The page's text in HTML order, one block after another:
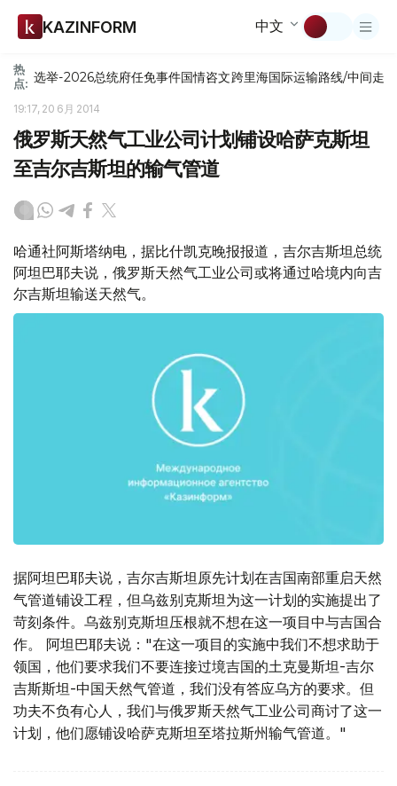
KAZINFORM 中文
热
点: 选举-2026总统府任免事件国情咨文跨里海国际运输路线/中间走廊
19:17, 20 6月 2014
俄罗斯天然气工业公司计划铺设哈萨克斯坦
至吉尔吉斯坦的输气管道
哈通社阿斯塔纳电，据比什凯克晚报报道，吉尔吉斯坦总统
阿坦巴耶夫说，俄罗斯天然气工业公司或将通过哈境内向吉
尔吉斯坦输送天然气。
据阿坦巴耶夫说，吉尔吉斯坦原先计划在吉国南部重启天然
气管道铺设工程，但乌兹别克斯坦为这一计划的实施提出了
苛刻条件。乌兹别克斯坦压根就不想在这一项目中与吉国合
作。 阿坦巴耶夫说："在这一项目的实施中我们不想求助于
领国，他们要求我们不要连接过境吉国的土克曼斯坦-吉尔
吉斯斯坦-中国天然气管道，我们没有答应乌方的要求。但
功夫不负有心人，我们与俄罗斯天然气工业公司商讨了这一
计划，他们愿铺设哈萨克斯坦至塔拉斯州输气管道。"